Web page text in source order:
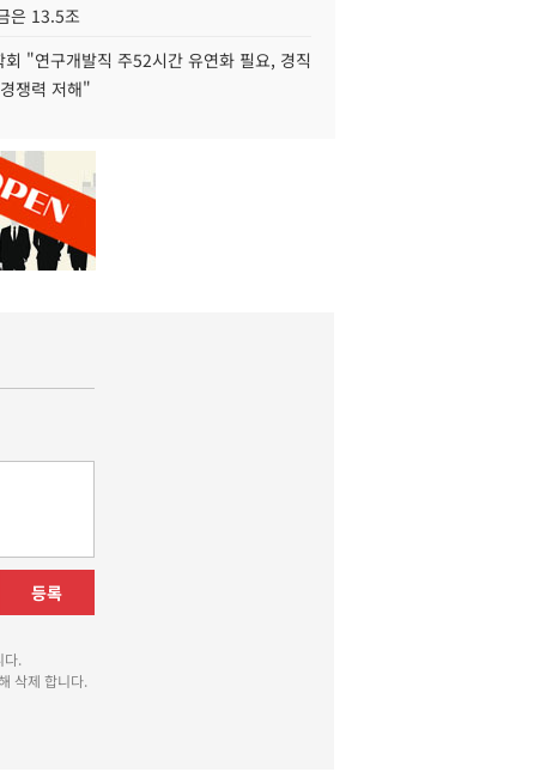
은 13.5조
회 "연구개발직 주52시간 유연화 필요, 경직
쟁력 저해"
등록
다.
삭제 합니다.